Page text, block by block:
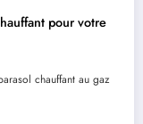
pour votre
chauffant au gaz